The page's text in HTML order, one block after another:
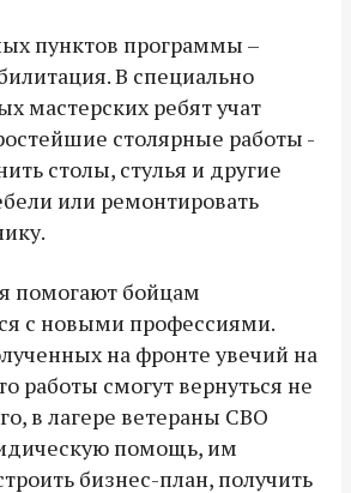
пунктов программы –
В специально
мастерских ребят учат
столярные работы -
столы, стулья и другие
или ремонтировать
помогают бойцам
с новыми профессиями.
на фронте увечий на
работы смогут вернуться не
в лагере ветераны СВО
помощь, им
бизнес-план, получить